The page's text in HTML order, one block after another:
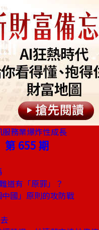
服務業爆炸性成長
第 655 期
道有「原罪」？
國」原則的攻防戰